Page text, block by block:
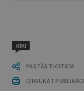
RĪKI
PASTĀSTI CITIEM
IZDRUKĀT